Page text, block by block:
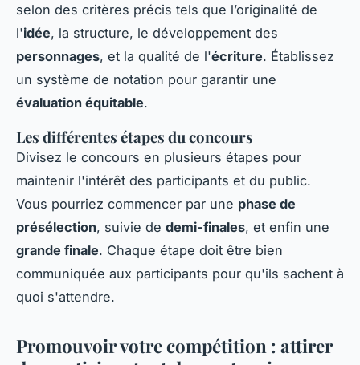
selon des critères précis tels que l’originalité de
l'idée, la structure, le développement des
personnages, et la qualité de l'écriture. Établissez
un système de notation pour garantir une
évaluation équitable.
Les différentes étapes du concours
Divisez le concours en plusieurs étapes pour
maintenir l'intérêt des participants et du public.
Vous pourriez commencer par une phase de
présélection, suivie de demi-finales, et enfin une
grande finale. Chaque étape doit être bien
communiquée aux participants pour qu'ils sachent à
quoi s'attendre.
Promouvoir votre compétition : attirer